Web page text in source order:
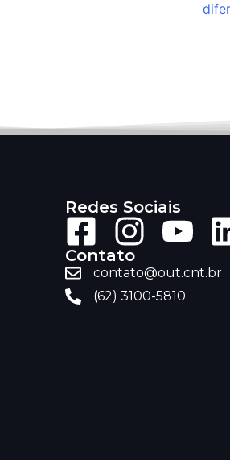
Redes Sociais
Contato
contato@out.cnt.br
(62) 3100-5810